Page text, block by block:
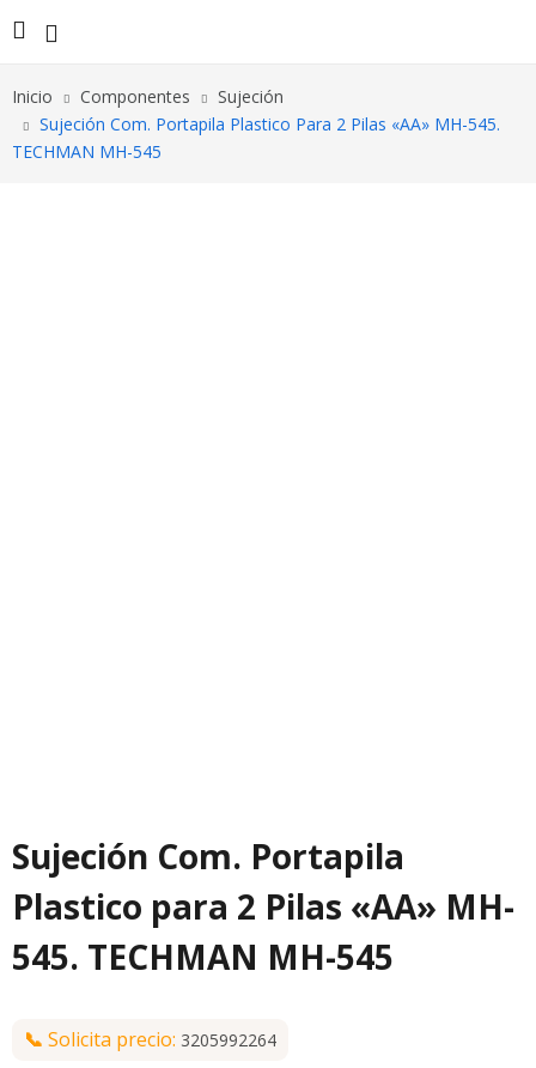
Inicio Componentes
Sujeción
Sujeción Com. Portapila Plastico Para 2 Pilas «AA» MH-545.
TECHMAN MH-545
Sujeción Com. Portapila
Plastico para 2 Pilas «AA» MH-
545. TECHMAN MH-545
📞 Solicita precio: 3205992264